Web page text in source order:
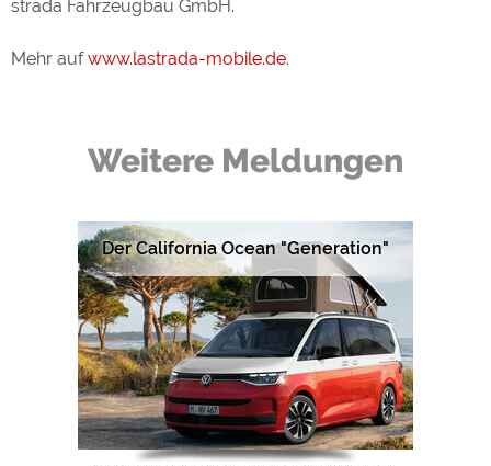
strada Fahrzeugbau GmbH.
Mehr aufwww.lastrada-mobile.de.
Weitere Meldungen
Der California Ocean "Generation"